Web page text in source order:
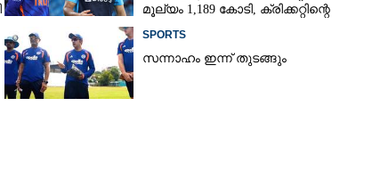
മൂല്യം 1,189 കോടി, ക്രിക്കറ്റിന്റെ
SPORTS
സന്നാഹം ഇന്ന് തുടങ്ങും